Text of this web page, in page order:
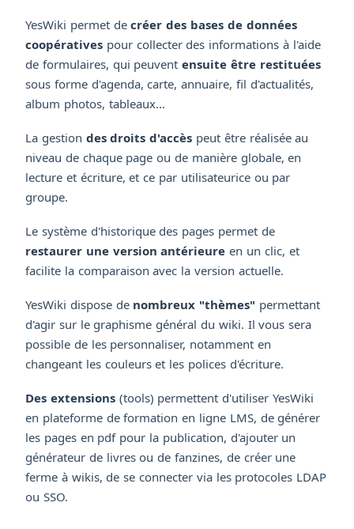
YesWiki permet decréer des bases de données
coopératives pour collecter des informations à l'aide
de formulaires, qui peuventensuite être restituées
sous forme d'agenda, carte, annuaire, fil d'actualités,
album photos, tableaux...
La gestion des droits d'accès peut être réalisée au
niveau de chaque page ou de manière globale, en
lecture et écriture, et ce par utilisateurice ou par
groupe.
Le système d'historique des pages permet de
restaurer une version antérieure en un clic, et
facilite la comparaison avec la version actuelle.
YesWiki dispose de nombreux "thèmes" permettant
d'agir sur le graphisme général du wiki. Il vous sera
possible de les personnaliser, notamment en
changeant les couleurs et les polices d'écriture.
Des extensions(tools) permettent d'utiliser YesWiki
en plateforme de formation en ligne LMS, de générer
les pages en pdf pour la publication, d'ajouter un
générateur de livres ou de fanzines, de créer une
ferme à wikis, de se connecter via les protocoles LDAP
ou SSO.